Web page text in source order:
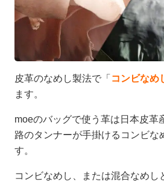
皮革のなめし製法で「 コンビなめ
ます。
moeのバッグで使う革は日本皮革
路のタンナーが手掛けるコンビな
す。
コンビなめし、または混合なめし